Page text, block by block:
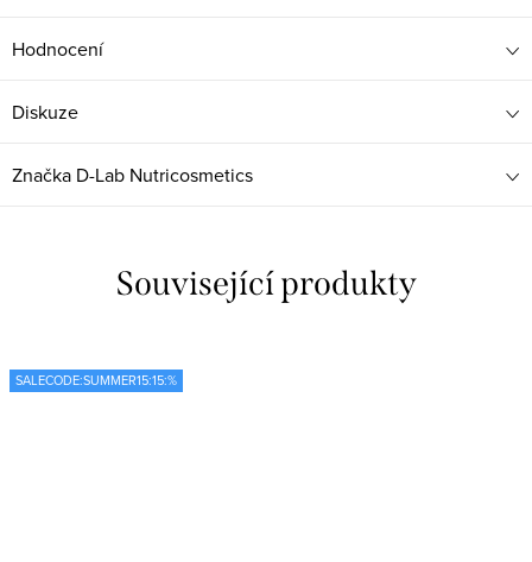
Hodnocení
Diskuze
Značka D-Lab Nutricosmetics
Související produkty
SALECODE:SUMMER15:15:%